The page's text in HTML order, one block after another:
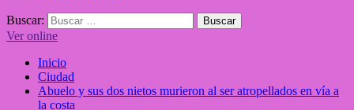
Buscar:
Ver online
Inicio
Ciudad
Abuelo y sus dos nietos murieron al ser atropellados en vía a
la costa